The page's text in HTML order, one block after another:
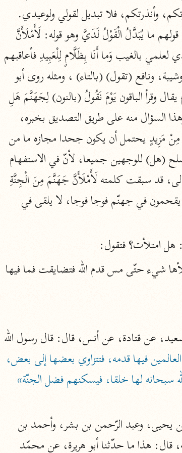
نحو مجلد
تيسير الكريم الرحمن
السعدي (١٣٧٦ هـ)
نحو ٤ مجلدات
أيسر التفاسير
أبو بكر الجزائري (١٤٣٩ هـ)
نحو ٣ مجلدات
القرآن – تدبّر وعمل
شركة الخبرات الذكية
نحو ٣ مجلدات
تفسير القرآن الكريم
ابن عثيمين (١٤٢١ هـ)
مركَّزة العبارة
تفسير الجلالين
جامع البيان
الإيجي (٩٠٥ هـ)
نحو ٣ مجلدات
أنوار التنزيل
مدارك التنزيل
بغير جرم أو أجزي بالحسن سيّئا. يَوْمَ نَقُولُ لِجَهَنَّمَ قرأ قتادة، والأعرج، وشيبة، ونافع (تقول) (بالتاء) ، ومثله روى أبو
بكر عن عاصم، اعتبارا بقوله، قالَ: لا تَخْتَصِمُوا لَدَيَّ، وقرأ الحسن يوم يقال وقرأ الباقون يَوْمَ نَقُولُ (بالنون) لِجَهَنَّمَ هَلِ
امتلأت؟ فتقول:
سبحانه لها خلقا، فيسكنهم فضل الجنّة»